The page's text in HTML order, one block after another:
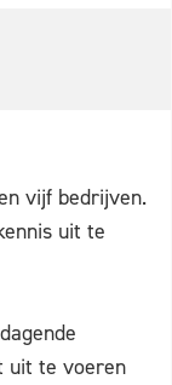
vijf bedrijven.
uit te
uit te voeren